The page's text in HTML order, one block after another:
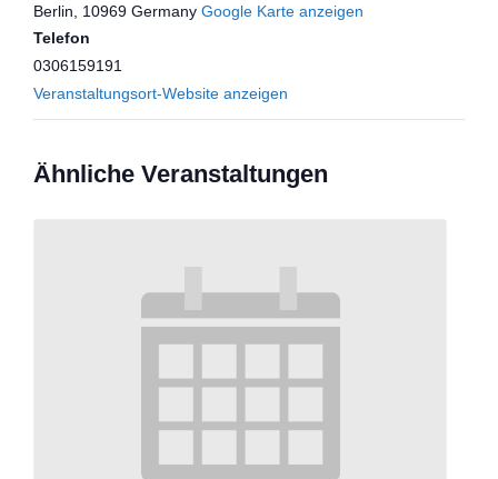
Berlin
10969 Germany Google Karte anzeigen
Telefon
0306159191
Veranstaltungsort-Website anzeigen
Ähnliche Veranstaltungen